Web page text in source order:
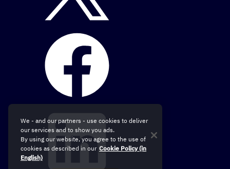
We - and our partners - use cookies to deliver
our services and to show you ads.
By using our website, you agree to the use of
cookies as described in our Cookie Policy (in
English)